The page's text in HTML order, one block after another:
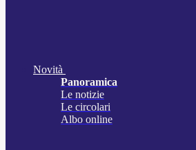
Novità
Panoramica
Le notizie
Le circolari
Albo online